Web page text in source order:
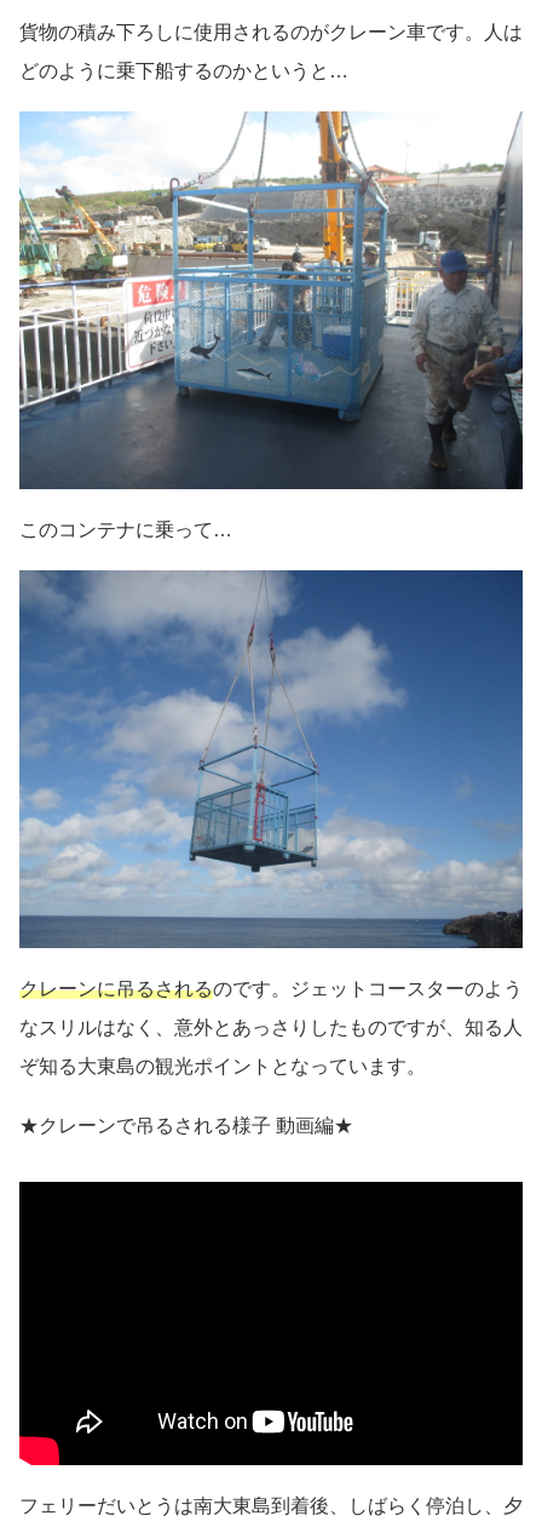
貨物の積み下ろしに使用されるのがクレーン車です。人は
どのように乗下船するのかというと…
このコンテナに乗って…
クレーンに吊るされるのです。ジェットコースターのよう
なスリルはなく、意外とあっさりしたものですが、知る人
ぞ知る大東島の観光ポイントとなっています。
★クレーンで吊るされる様子 動画編★
フェリーだいとうは南大東島到着後、しばらく停泊し、夕